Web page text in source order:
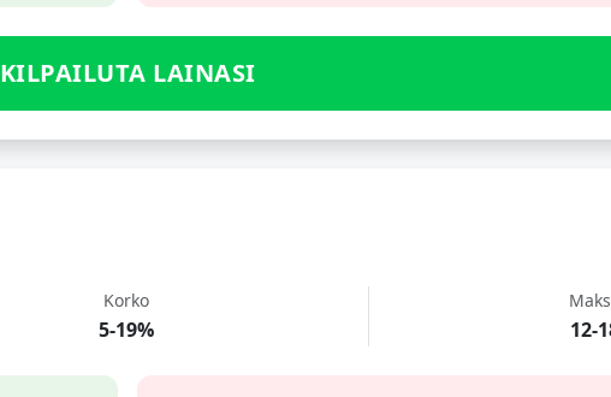
KILPAILUTA LAINASI
Korko
5-19% 12-